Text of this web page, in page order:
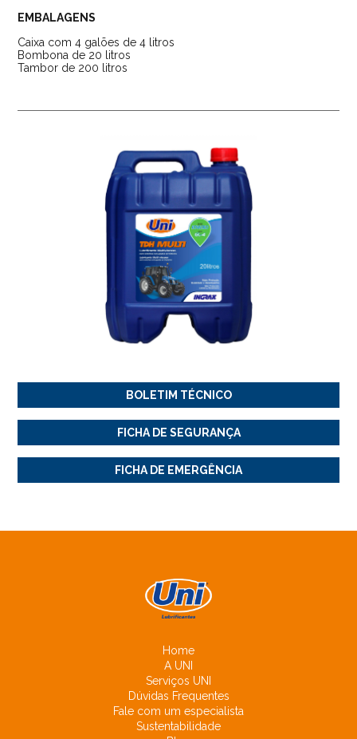
BOLETIM TÉCNICO
FICHA DE SEGURANÇA
FICHA DE EMERGÊNCIA
EMBALAGENS
Caixa com 4 galões de 4 litros
Bombona de 20 litros
Tambor de 200 litros
Home
A UNI
Serviços UNI
Dúvidas Frequentes
Fale com um especialista
Sustentabilidade